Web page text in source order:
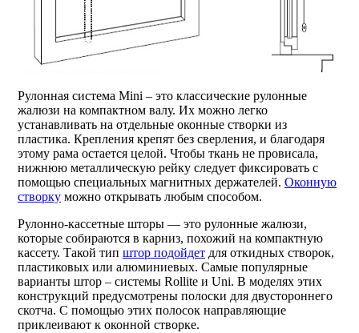
Рулонная система Mini – это классические рулонные
жалюзи на компактном валу. Их можно легко
устанавливать на отдельные оконные створки из
пластика. Крепления крепят без сверления, и благодаря
этому рама остается целой. Чтобы ткань не провисала,
нижнюю металлическую рейку следует фиксировать с
помощью специальных магнитных держателей. Оконную
створку можно открывать любым способом.
Рулонно-кассетные шторы — это рулонные жалюзи,
которые собираются в карниз, похожий на компактную
кассету. Такой тип штор подойдет для откидных створок,
пластиковых или алюминиевых. Самые популярные
варианты штор – системы Rollite и Uni. В моделях этих
конструкций предусмотрены полоски для двустороннего
скотча. С помощью этих полосок направляющие
приклеивают к оконной створке.